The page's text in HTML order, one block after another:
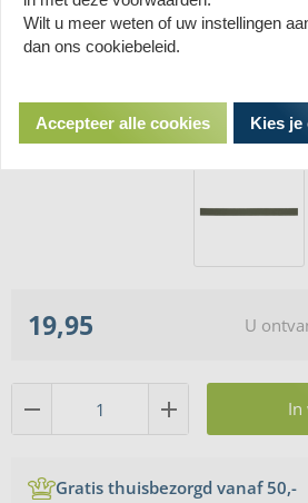
19,95 U
In
Gratis thuisbezorgd vanaf 50,-
Wilt u meer weten of uw instellingen
dan ons cookiebeleid.
Accepteer alle cookies Kies je